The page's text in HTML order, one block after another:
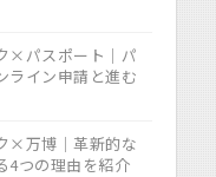
×パスポート｜パ
ライン申請と進む
×万博｜革新的な
4つの理由を紹介